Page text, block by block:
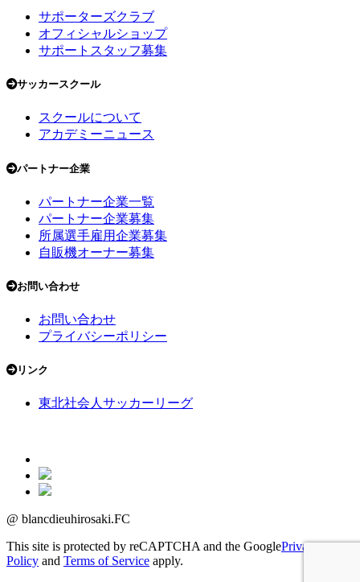
サポーターズクラブ
オフィシャルショップ
サポートスタッフ募集
サッカースクール
スクールについて
アカデミーニュース
パートナー企業
パートナー企業一覧
パートナー企業募集
所属選手雇用企業募集
自販機オーナー募集
お問い合わせ
お問い合わせ
プライバシーポリシー
リンク
東北社会人サッカーリーグ
@ blancdieuhirosaki.FC
This site is protected by reCAPTCHA and the GooglePrivacy
Policy and Terms of Service apply.